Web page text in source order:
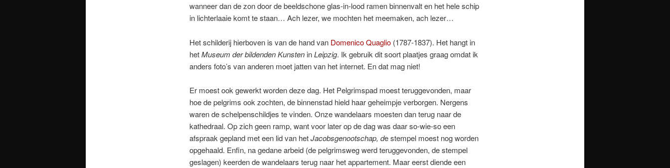
wanneer dan de zon door de beeldschone glas-in-lood ramen binnenvalt en het hele schip
in lichterlaaie komt te staan… Ach lezer, we mochten het meemaken, ach lezer…
Het schilderij hierboven is van de hand van Domenico Quaglio(1787-1837). Het hangt in
hetMuseum der bildenden KunsteninLeipzig. Ik gebruik dit soort plaatjes graag omdat ik
anders foto’s van anderen moet jatten van het internet. En dat mag niet!
Er moest ook gewerkt worden deze dag. Het Pelgrimspad moest teruggevonden, maar
hoe de pelgrims ook zochten, de binnenstad hield haar geheimpje verborgen. Nergens
waren de schelpenschildjes te vinden. Onze wandelaars moesten dan terug naar de
kathedraal. Op zich geen ramp, want voor later op de dag was daar so-wie-so een
afspraak gepland met een lid van hetJacobsgenootschap, de stempel moest nog worden
opgehaald. Enfin, na gedane arbeid (de pelgrimsweg werd teruggevonden, de stempel
geslagen) keerden de wandelaars terug naar het appartement. Maar eerst diende een